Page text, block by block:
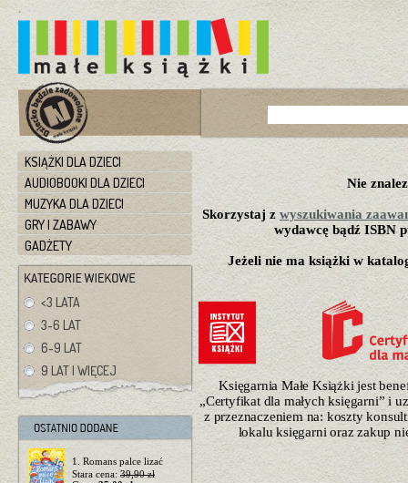
KSIĄŻKI DLA DZIECI
AUDIOBOOKI DLA DZIECI
MUZYKA DLA DZIECI
GRY I ZABAWY
GADŻETY
<3 LATA
3-6 LAT
6-9 LAT
9 LAT I WIĘCEJ
1. Romans palce lizać
Stara cena: 39,90 zł
Nie
Skorzystaj z wyszukiwania
wydawcę bądź ISBN
Jeżeli nie ma książki w
Księgarnia Małe Książki jest
„Certyfikat dla małych księgarni” i
z przeznaczeniem na: koszty
lokalu księgarni oraz zakup